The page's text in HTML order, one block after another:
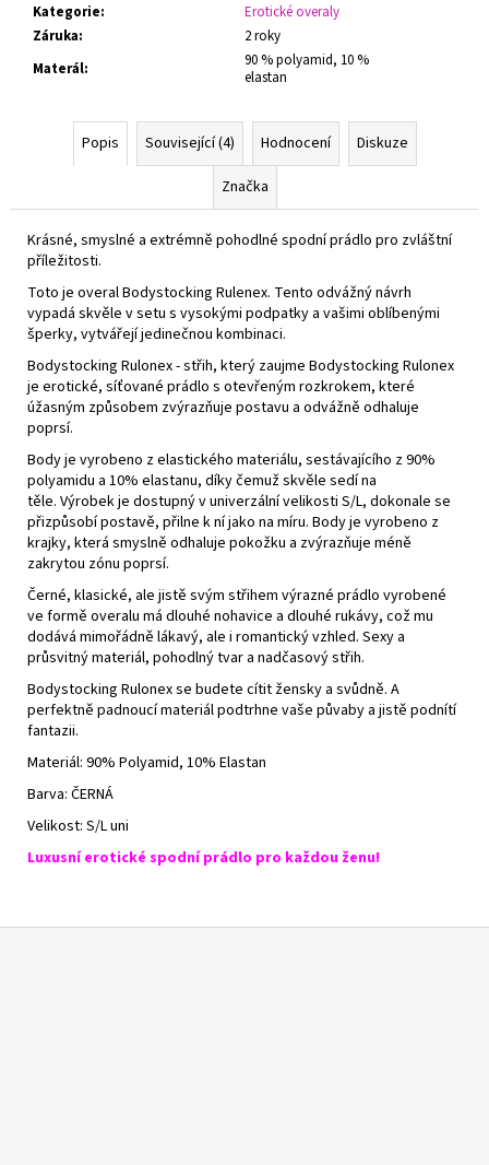
Kategorie:
Erotické overaly
Záruka:
2 roky
Materál:
90 % polyamid, 10 %
elastan
Popis Související (4) Hodnocení
Diskuze
Značka
Krásné, smyslné a extrémně pohodlné spodní prádlo pro zvláštní
příležitosti.
Toto je overal Bodystocking Rulenex. Tento odvážný návrh
vypadá skvěle v setu s vysokými podpatky a vašimi oblíbenými
šperky, vytvářejí jedinečnou kombinaci.
Bodystocking Rulonex - střih, který zaujme Bodystocking Rulonex
je erotické, síťované prádlo s otevřeným rozkrokem, které
úžasným způsobem zvýrazňuje postavu a odvážně odhaluje
poprsí.
Body je vyrobeno z elastického materiálu, sestávajícího z 90%
polyamidu a 10% elastanu, díky čemuž skvěle sedí na
těle. Výrobek je dostupný v univerzální velikosti S/L, dokonale se
přizpůsobí postavě, přilne k ní jako na míru. Body je vyrobeno z
krajky, která smyslně odhaluje pokožku a zvýrazňuje méně
zakrytou zónu poprsí.
Černé, klasické, ale jistě svým střihem výrazné prádlo vyrobené
ve formě overalu má dlouhé nohavice a dlouhé rukávy, což mu
dodává mimořádně lákavý, ale i romantický vzhled. Sexy a
průsvitný materiál, pohodlný tvar a nadčasový střih.
Bodystocking Rulonex se budete cítit žensky a svůdně. A
perfektně padnoucí materiál podtrhne vaše půvaby a jistě podnítí
fantazii.
Materiál: 90% Polyamid, 10% Elastan
Barva: ČERNÁ
Velikost: S/L uni
Luxusní erotické spodní prádlo pro každou ženu!
729
Kč